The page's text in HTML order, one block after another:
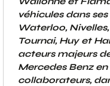
véhicules dans
Waterloo,
Tournai, Huy et
acteurs majeurs
Mercedes Benz
collaborateurs,